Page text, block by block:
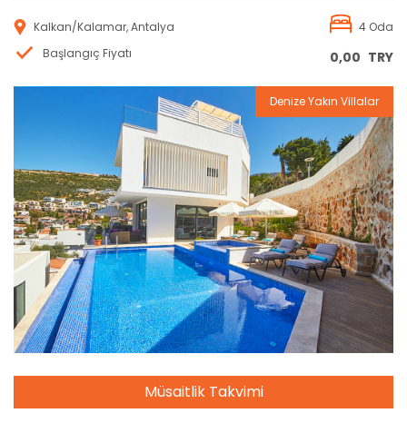
Kalkan/Kalamar, Antalya
4 Oda
Başlangıç Fiyatı
0,00 TRY
Rezervasyon
Denize Yakın Villalar
Müsaitlik Takvimi